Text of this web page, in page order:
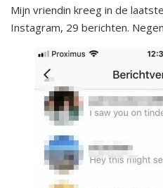
Mijn vriendin kreeg in de
Instagram, 29 berichten.